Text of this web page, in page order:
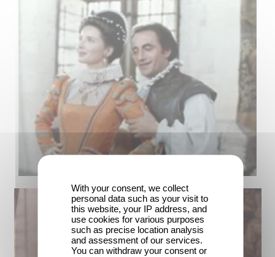
With your consent, we collect
personal data such as your visit to
this website, your IP address, and
use cookies for various purposes
such as precise location analysis
and assessment of our services.
You can withdraw your consent or